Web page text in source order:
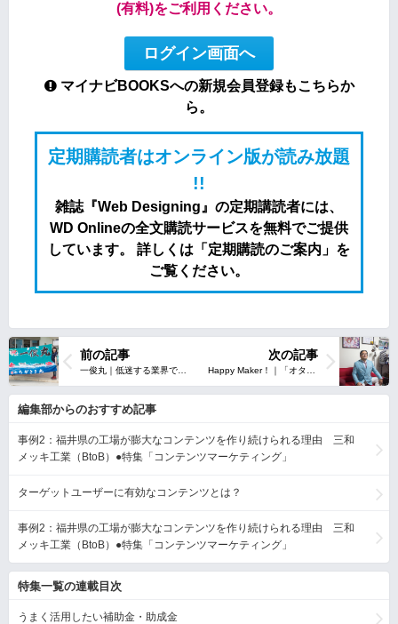
(有料)をご利用ください。
ログイン画面へ
マイナビBOOKSへの新規会員登録もこちらか
ら。
定期購読者はオンライン版が読み放題
!!
雑誌『Web Designing』の定期講読者には、
WD Onlineの全文購読サービスを無料でご提供
しています。 詳しくは「定期購読のご案内」を
ご覧ください。
次の記事
前の記事
編集部からのおすすめ記事
事例2：福井県の工場が膨大なコンテンツを作り続けられる理由 三和
メッキ工業（BtoB）●特集「コンテンツマーケティング」
ターゲットユーザーに有効なコンテンツとは？
事例2：福井県の工場が膨大なコンテンツを作り続けられる理由 三和
メッキ工業（BtoB）●特集「コンテンツマーケティング」
特集一覧の連載目次
うまく活用したい補助金・助成金